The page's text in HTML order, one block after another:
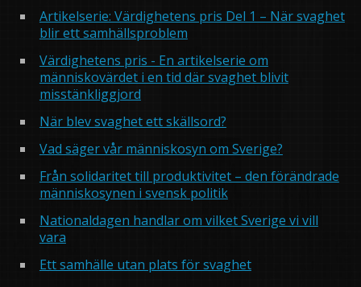
Artikelserie: Värdighetens pris Del 1 – När svaghet
blir ett samhällsproblem
Värdighetens pris - En artikelserie om
människovärdet i en tid där svaghet blivit
misstänkliggjord
När blev svaghet ett skällsord?
Vad säger vår människosyn om Sverige?
Från solidaritet till produktivitet – den förändrade
människosynen i svensk politik
Nationaldagen handlar om vilket Sverige vi vill
vara
Ett samhälle utan plats för svaghet